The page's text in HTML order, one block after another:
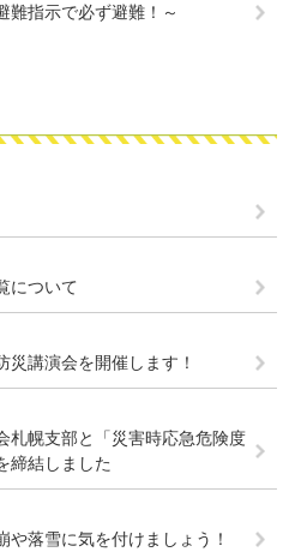
難指示で必ず避難！～
について
講演会を開催します！
幌支部と「災害時応急危険度
締結しました
や落雪に気を付けましょう！